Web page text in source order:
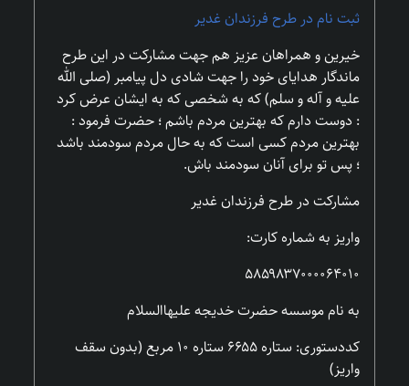
ثبت نام در طرح فرزندان غدیر
خیرین و همراهان عزیز هم جهت مشارکت در این طرح
ماندگار هدایای خود را جهت شادی دل پیامبر (صلی الله
علیه و آله و سلم) که به شخصى که به ایشان عرض کرد
: دوست دارم که بهترین مردم باشم ؛ حضرت فرمود :
بهترین مردم کسى است که به حال مردم سودمند باشد
؛ پس تو براى آنان سودمند باش.
مشارکت در طرح فرزندان غدیر
واریز به شماره کارت:
۵۸۵۹۸۳۷۰۰۰۰۶۴۰۱۰
به نام موسسه حضرت خدیجه علیهاالسلام
کددستوری: ستاره ۶۶۵۵ ستاره ۱۰ مربع (بدون سقف
واریز)